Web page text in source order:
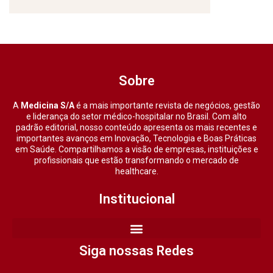
Sobre
A Medicina S/Aé a mais importante revista de negócios, gestão
e liderança do setor médico-hospitalar no Brasil. Com alto
padrão editorial, nosso conteúdo apresenta os mais recentes e
importantes avanços em Inovação, Tecnologia e Boas Práticas
em Saúde. Compartilhamos a visão de empresas, instituições e
profissionais que estão transformando o mercado de
healthcare.
Institucional
Siga nossas Redes